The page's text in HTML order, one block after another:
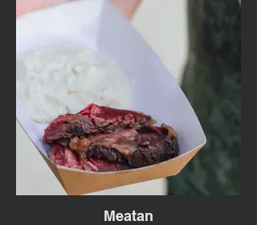
Meatan